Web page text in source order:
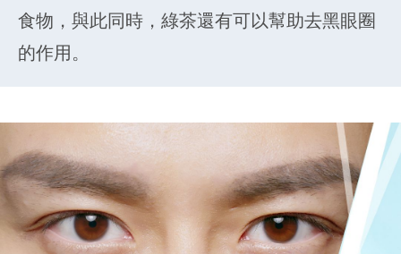
食物，與此同時，綠茶還有可以幫助去黑眼圈
的作用。